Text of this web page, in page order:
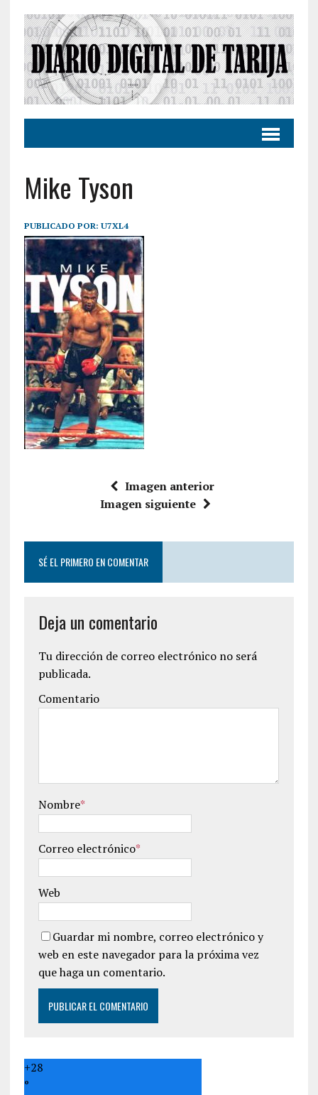
Mike Tyson
PUBLICADO POR: U7XL4
Imagen anterior
Imagen siguiente
SÉ EL PRIMERO EN COMENTAR
Deja un comentario
Tu dirección de correo electrónico no será
publicada.
Comentario
Nombre*
Correo electrónico*
Web
Guardar mi nombre, correo electrónico y
web en este navegador para la próxima vez
que haga un comentario.
+28
°